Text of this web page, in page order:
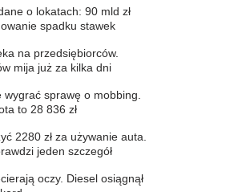
o lokatach: 90 mld zł
spadku stawek
na przedsiębiorców.
mija już za kilka dni
wygrać sprawę o mobbing.
to 28 836 zł
2280 zł za używanie auta.
jeden szczegół
oczy. Diesel osiągnął